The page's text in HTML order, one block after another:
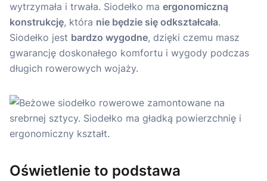
wytrzymała i trwała. Siodełko ma ergonomiczną
konstrukcję, która nie będzie się odkształcała.
Siodełko jest bardzo wygodne, dzięki czemu masz
gwarancję doskonałego komfortu i wygody podczas
długich rowerowych wojaży.
Oświetlenie to podstawa